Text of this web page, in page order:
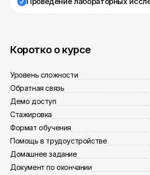
Коротко о курсе
Уровень сложности
Обратная связь
Демо доступ
Стажировка
Формат обучения
Помощь в трудоустройстве
Домашнее задание
Документ по окончании